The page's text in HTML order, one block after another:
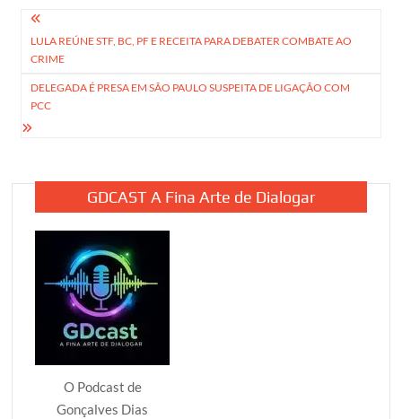
Navegação
de
Post
LULA REÚNE STF, BC, PF E RECEITA PARA DEBATER COMBATE AO
CRIME
DELEGADA É PRESA EM SÃO PAULO SUSPEITA DE LIGAÇÃO COM
PCC
GDCAST A Fina Arte de Dialogar
O Podcast de
Gonçalves Dias